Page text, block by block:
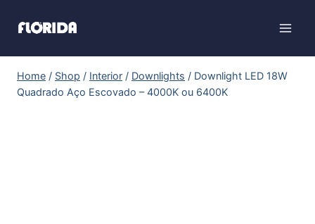
Home / Shop / Interior / Downlights / Downlight LED 18W
Quadrado Aço Escovado – 4000K ou 6400K